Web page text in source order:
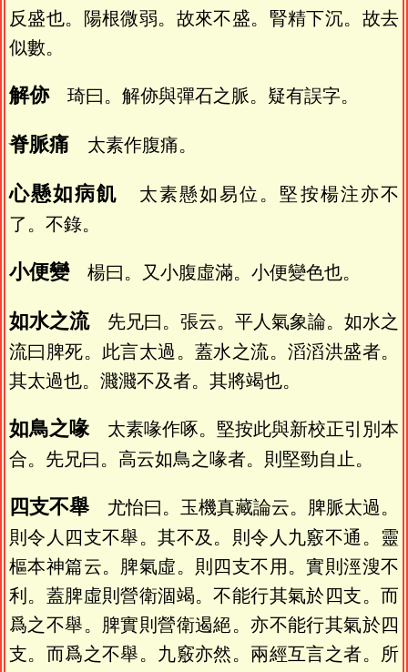
反盛也。陽根微弱。故來不盛。腎精下沉。故去
似數。
解㑊琦曰。解㑊與彈石之脈。疑有誤字。
脊脈痛 太素作腹痛。
心懸如病飢
太素懸如易位。堅按楊注亦不
了。不錄。
小便變楊曰。又小腹虛滿。小便變色也。
如水之流先兄曰。張云。平人氣象論。如水之
流曰脾死。此言太過。蓋水之流。滔滔洪盛者。
其太過也。濺濺不及者。其將竭也。
如鳥之喙太素喙作啄。堅按此與新校正引別本
合。先兄曰。高云如鳥之喙者。則堅勁自止。
四支不舉 尤怡曰。玉機真藏論云。脾脈太過。
則令人四支不舉。其不及。則令人九竅不通。靈
樞本神篇云。脾氣虛。則四支不用。實則涇溲不
利。蓋脾虛則營衛涸竭。不能行其氣於四支。而
爲之不舉。脾實則營衛遏絕。亦不能行其氣於四
支。而爲之不舉。九竅亦然。兩經互言之者。所